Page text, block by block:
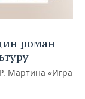
роман
Мартина «Игра